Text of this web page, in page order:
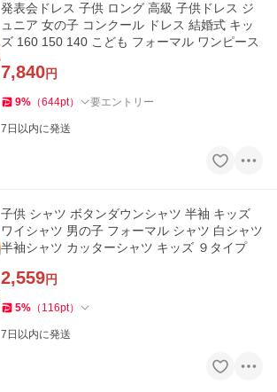
発表会ドレス 子供 ロング 高級 子供ドレス ジ
ュニア 女の子 コンクール ドレス 結婚式 キッ
ズ 160 150 140 こども フォーマル ワンピース
7,840円
9% （644pt） 要エントリー
7日以内に発送
子供 シャツ ボタンダウンシャツ 半袖 キッズ
ワイシャツ 男の子 フォーマル シャツ 白シャツ
半袖シャツ カッターシャツ キッズ ９タイプ
2,559円
5% （ 116pt）
7日以内に発送